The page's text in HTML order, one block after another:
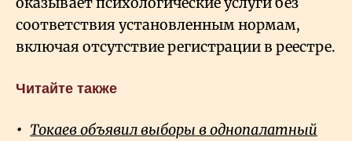
соответствия установленным нормам,
включая отсутствие регистрации в реестре.
Читайте также
Токаев объявил выборы в однопалатный